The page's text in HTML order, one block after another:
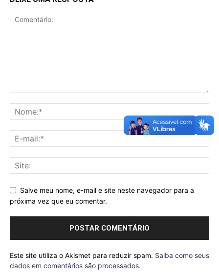
Salve meu nome, e-mail e site neste navegador para a
próxima vez que eu comentar.
Este site utiliza o Akismet para reduzir spam. Saiba como seus
dados em comentários são processados.